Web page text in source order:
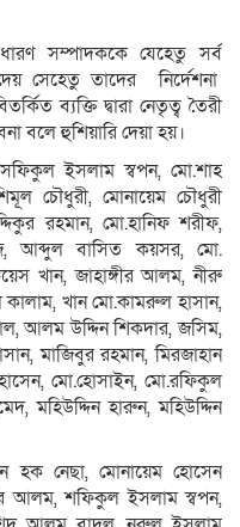
সম্পাদককে যেহেতু সর্ব
সেহেতু তাদের নির্দেশনা
ব্যক্তি দ্বারা নেতৃত্ব তৈরী
বলে হুশিয়ারি দেয়া হয়।
ইসলাম স্বপন, মো.শাহ
চৌধুরী, মোনায়েম চৌধুরী
রহমান, মো.হানিফ শরীফ,
আব্দুল বাসিত কয়সর, মো.
খান, জাহাঙ্গীর আলম, নীরু
খান মো.কামরুল হাসান,
আলম উদ্দিন শিকদার, জসিম,
মাজিবুর রহমান, মিরজাহান
মো.হোসাইন, মো.রফিকুল
মহিউদ্দিন হারুন, মহিউদ্দিন
হক নেছা, মোনায়েম হোসেন
আলম, শফিকুল ইসলাম স্বপন,